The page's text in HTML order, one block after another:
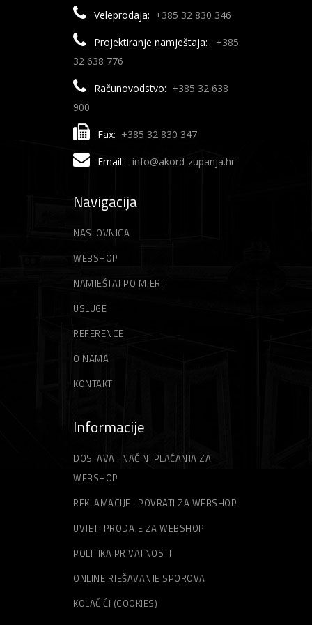
Veleprodaja: +385 32 830 346
Projektiranje namještaja:
+385
32 638 776
Računovodstvo: +385 32 638
900
Fax: +385 32 830 347
Email: info@akord-zupanja.hr
Navigacija
NASLOVNICA
WEBSHOP
NAMJEŠTAJ PO MJERI
USLUGE
REFERENCE
O NAMA
KONTAKT
Informacije
DOSTAVA I NAČINI PLAĆANJA ZA
WEBSHOP
REKLAMACIJE I POVRATI ZA WEBSHOP
UVJETI PRODAJE ZA WEBSHOP
POLITIKA PRIVATNOSTI
ONLINE RJEŠAVANJE SPOROVA
KOLAČIĆI (COOKIES)